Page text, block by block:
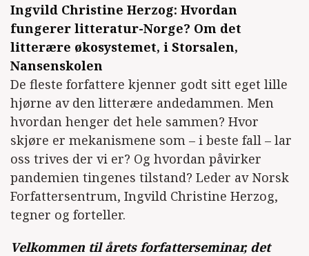
Ingvild Christine Herzog: Hvordan
fungerer litteratur-Norge? Om det
litterære økosystemet, i Storsalen,
Nansenskolen
De fleste forfattere kjenner godt sitt eget lille
hjørne av den litterære andedammen. Men
hvordan henger det hele sammen? Hvor
skjøre er mekanismene som – i beste fall – lar
oss trives der vi er? Og hvordan påvirker
pandemien tingenes tilstand? Leder av Norsk
Forfattersentrum, Ingvild Christine Herzog,
tegner og forteller.
Velkommen til årets forfatterseminar, det